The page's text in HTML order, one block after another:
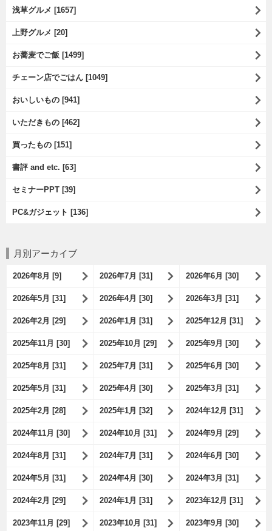
浅草グルメ [1657]
上野グルメ [20]
お蕎麦でご飯 [1499]
チェーン店でごはん [1049]
おいしいもの [941]
いただきもの [462]
買ったもの [151]
書評 and etc. [63]
セミナーPPT [39]
PC&ガジェット [136]
月別アーカイブ
2026年8月 [9] 2026年7月 [31] 2026年6月 [30]
2026年5月 [31] 2026年4月 [30] 2026年3月 [31]
2026年2月 [29] 2026年1月 [31] 2025年12月 [31]
2025年11月 [30] 2025年10月 [29] 2025年9月 [30]
2025年8月 [31] 2025年7月 [31] 2025年6月 [30]
2025年5月 [31] 2025年4月 [30] 2025年3月 [31]
2025年2月 [28] 2025年1月 [32] 2024年12月 [31]
2024年11月 [30] 2024年10月 [31] 2024年9月 [29]
2024年8月 [31] 2024年7月 [31] 2024年6月 [30]
2024年5月 [31] 2024年4月 [30] 2024年3月 [31]
2024年2月 [29] 2024年1月 [31] 2023年12月 [31]
2023年11月 [29] 2023年10月 [31] 2023年9月 [30]